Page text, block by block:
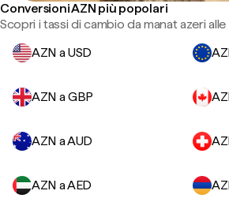
Conversioni AZN più popolari
Scopri i tassi di cambio da manat azeri
AZN a USD
AZN a GBP
AZN a AUD
AZN a AED